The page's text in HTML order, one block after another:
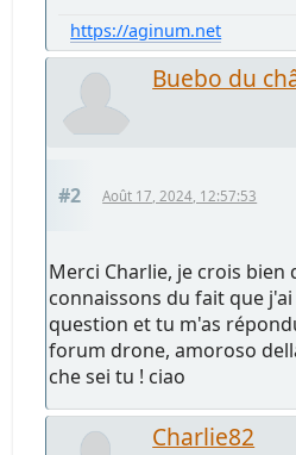
https://aginum.net
Buebo du
#2 Août 17, 2024, 12:57:53
Merci Charlie, je crois bien
connaissons du fait que
question et tu m'as
forum drone, amoroso
che sei tu ! ciao
Charlie82